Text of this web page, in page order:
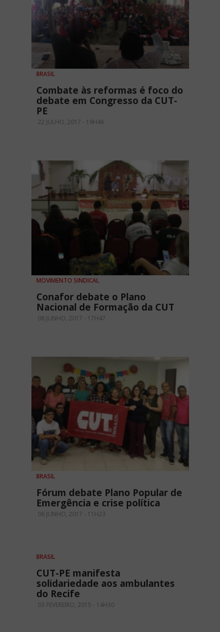
BRASIL
Combate às reformas é foco do
debate em Congresso da CUT-
PE
22 JULHO, 2017 - 19H46
MOVIMENTO SINDICAL
Conafor debate o Plano
Nacional de Formação da CUT
08 JUNHO, 2017 - 17H47
BRASIL
Fórum debate Plano Popular de
Emergência e crise política
06 JUNHO, 2017 - 11H23
BRASIL
CUT-PE manifesta
solidariedade aos ambulantes
do Recife
03 FEVEREIRO, 2015 - 14H30